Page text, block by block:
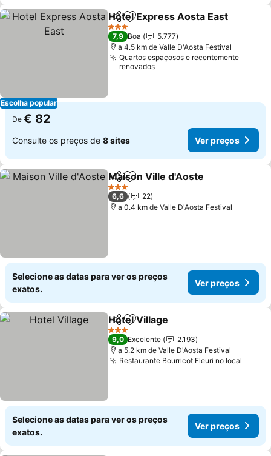
Escolha popular
PartilharAdicionar aos favoritos
Hotel Express Aosta East
3 Estrelas
7,9 Boa
5.777
a 4.5 km de Valle D'Aosta Festival
Quartos espaçosos e recentemente
renovados
De € 82
Consulte os preços de 8 sites Ver preços
PartilharAdicionar aos favoritos
Maison Ville d'Aoste
3 Estrelas
6,6
22
a 0.4 km de Valle D'Aosta Festival
Selecione as datas para ver os preços
exatos.
Ver preços
PartilharAdicionar aos favoritos
Hotel Village
3 Estrelas
9,0 Excelente
2.193
a 5.2 km de Valle D'Aosta Festival
Restaurante Bourricot Fleuri no local
Selecione as datas para ver os preços
exatos.
Ver preços